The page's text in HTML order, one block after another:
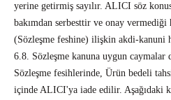
yerine getirmiş sayılır. ALICI söz
bakımdan serbesttir ve onay
(Sözleşme feshine) ilişkin akdi-kanuni
6.8. Sözleşme kanuna uygun
Sözleşme fesihlerinde, Ürün bedeli
içinde ALICI'ya iade edilir. Aşağıdaki